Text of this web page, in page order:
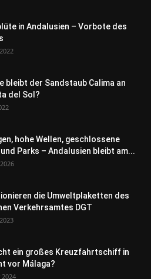
in Andalusien – Vorbote des
bleibt der Sandstaub Calima an
del Sol?
hohe Wellen, geschlossene
Parks – Andalusien bleibt am...
die Umweltplaketten des
Verkehrsamtes DGT
ein großes Kreuzfahrtschiff in
vor Málaga?